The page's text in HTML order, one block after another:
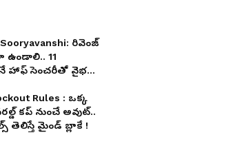
రివెంజ్
ఉండాలి.. 11
హాఫ్ సెంచరీతో వైభవ్
Rules : ఒక్క
కప్ నుంచే అవుట్..
తెలిస్తే మైండ్ బ్లాకే !